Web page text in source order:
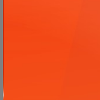
Thông tin
mục đích
không cần